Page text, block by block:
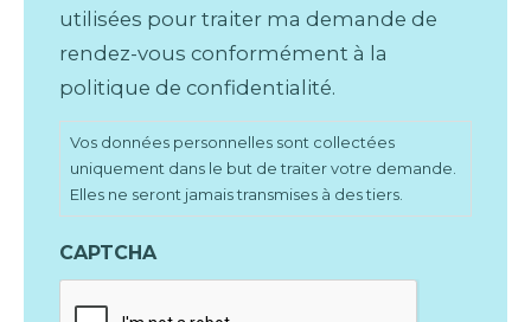
utilisées pour traiter ma demande de
rendez-vous conformément à la
politique de confidentialité.
Vos données personnelles sont collectées
uniquement dans le but de traiter votre demande.
Elles ne seront jamais transmises à des tiers.
CAPTCHA